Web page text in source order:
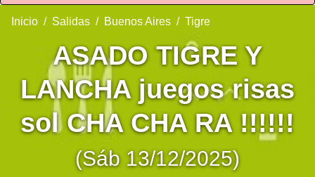
Inicio Salidas Buenos Aires Tigre
ASADO TIGRE Y
LANCHA juegos risas
sol CHA CHA RA !!!!!!
(Sáb 13/12/2025)